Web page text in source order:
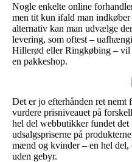
Nogle enkelte online
men tit kun ifald man
alternativ kan man udvælge
levering, som oftest –
Hillerød eller Ringkøbing –
en pakkeshop.
Det er jo efterhånden ret nemt
vurdere prisniveauet på
hel del webbutikker fundet
udsalgspriserne på
mænd og kvinder – en hel del,
uden gebyr.